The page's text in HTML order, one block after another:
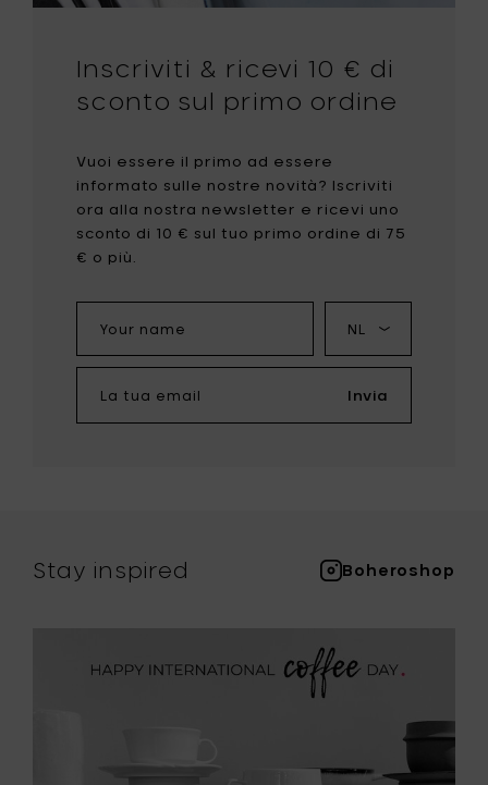
Inscriviti & ricevi 10 € di
sconto sul primo ordine
Vuoi essere il primo ad essere
informato sulle nostre novità? Iscriviti
ora alla nostra newsletter e ricevi uno
sconto di 10 € sul tuo primo ordine di 75
€ o più.
name
mia
lingua
tua
email
Invia
Stay inspired Boheroshop